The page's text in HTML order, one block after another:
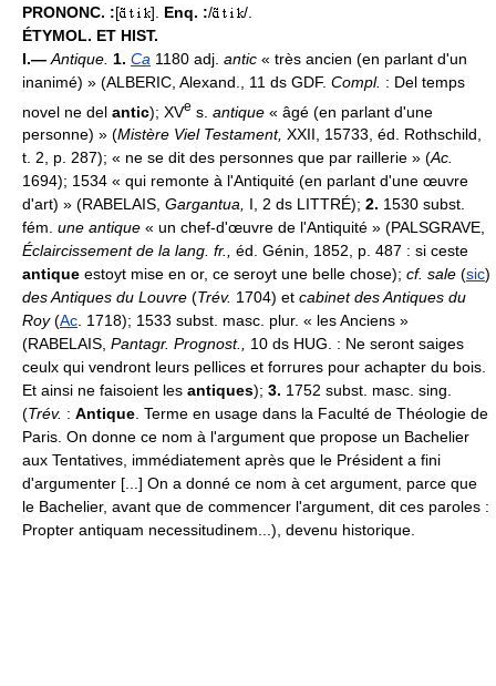
PRONONC. :[ ]. Enq. :/
/.
ÉTYMOL. ET HIST.
I.— Antique. 1. Ca 1180 adj. antic « très ancien (en parlant d'un
inanimé) » (ALBERIC, Alexand., 11 ds GDF. Compl. : Del temps
novel ne del antic); XVe s. antique « âgé (en parlant d'une
personne) » (Mistère Viel Testament, XXII, 15733, éd. Rothschild,
t. 2, p. 287); « ne se dit des personnes que par raillerie » (Ac.
1694); 1534 « qui remonte à l'Antiquité (en parlant d'une œuvre
d'art) » (RABELAIS, Gargantua, I, 2 ds LITTRÉ); 2. 1530 subst.
fém. une antique « un chef-d'œuvre de l'Antiquité » (PALSGRAVE,
Éclaircissement de la lang. fr., éd. Génin, 1852, p. 487 : si ceste
antique estoyt mise en or, ce seroyt une belle chose); cf. sale (sic)
des Antiques du Louvre (Trév. 1704) et cabinet des Antiques du
Roy(Ac. 1718); 1533 subst. masc. plur. « les Anciens »
(RABELAIS, Pantagr. Prognost., 10 ds HUG. : Ne seront saiges
ceulx qui vendront leurs pellices et forrures pour achapter du bois.
Et ainsi ne faisoient les antiques); 3. 1752 subst. masc. sing.
(Trév. : Antique. Terme en usage dans la Faculté de Théologie de
Paris. On donne ce nom à l'argument que propose un Bachelier
aux Tentatives, immédiatement après que le Président a fini
d'argumenter [...] On a donné ce nom à cet argument, parce que
le Bachelier, avant que de commencer l'argument, dit ces paroles :
Propter antiquam necessitudinem...), devenu historique.